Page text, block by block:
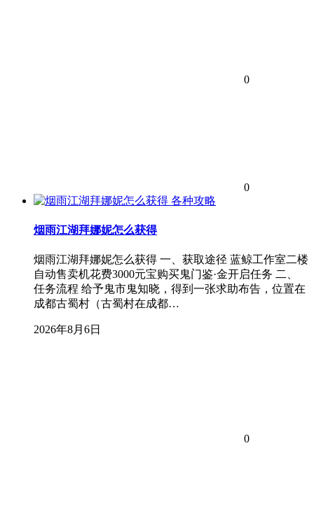
0
0
各种攻略
烟雨江湖拜娜妮怎么获得
烟雨江湖拜娜妮怎么获得 一、获取途径 蓝鲸工作室二楼
自动售卖机花费3000元宝购买鬼门鉴·金开启任务 二、
任务流程 给予鬼市鬼知晓，得到一张求助布告，位置在
成都古蜀村（古蜀村在成都…
2026年8月6日
0